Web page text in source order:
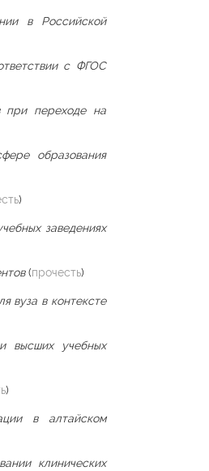
в Российской
с ФГОС
при переходе на
образования
)
заведениях
(прочесть)
вуза в контексте
высших учебных
)
в алтайском
клинических